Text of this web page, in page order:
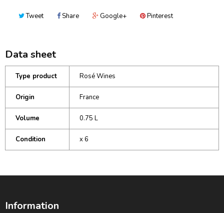
Tweet Share Google+ Pinterest
Data sheet
Type product Rosé Wines
Origin France
Volume 0.75 L
Condition x 6
Information